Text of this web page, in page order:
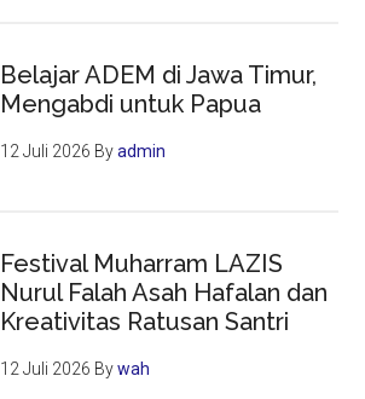
Belajar ADEM di Jawa Timur,
Mengabdi untuk Papua
12 Juli 2026 Byadmin
Festival Muharram LAZIS
Nurul Falah Asah Hafalan dan
Kreativitas Ratusan Santri
12 Juli 2026 Bywah